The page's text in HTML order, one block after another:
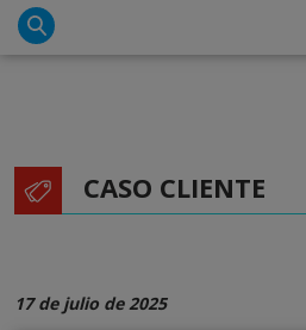
CASO CLIENTE
17 de julio de 2025